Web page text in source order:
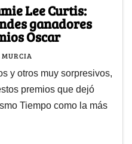
Lee Curtis:
ganadores
Oscar
y otros muy sorpresivos,
premios que dejó
Tiempo como la más